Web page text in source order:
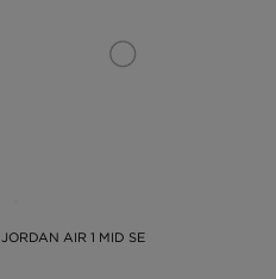
JORDAN AIR 1 MID SE